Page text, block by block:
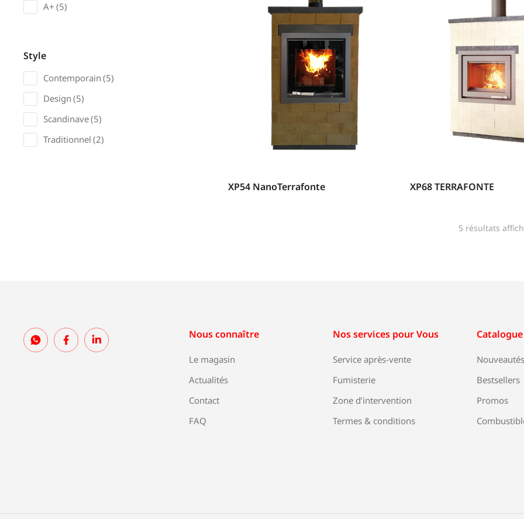
A+ (5)
Style
Contemporain (5)
Design (5)
Scandinave(5)
Traditionnel (2)
XP54 NanoTerrafonte XP68 TERRAFONTE
5 résultats
Nous connaître
Le magasin
Actualités
Contact
FAQ
Nos services pour Vous
Service après-vente
Fumisterie
Zone d’intervention
Termes & conditions
Catalogue
Bestsellers
Promos